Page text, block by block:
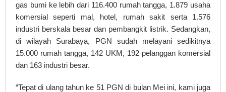
gas bumi ke lebih dari 116.400 rumah tangga, 1.879 usaha
komersial seperti mal, hotel, rumah sakit serta 1.576
industri berskala besar dan pembangkit listrik. Sedangkan,
di wilayah Surabaya, PGN sudah melayani sedikitnya
15.000 rumah tangga, 142 UKM, 192 pelanggan komersial
dan 163 industri besar.
“Tepat di ulang tahun ke 51 PGN di bulan Mei ini, kami juga